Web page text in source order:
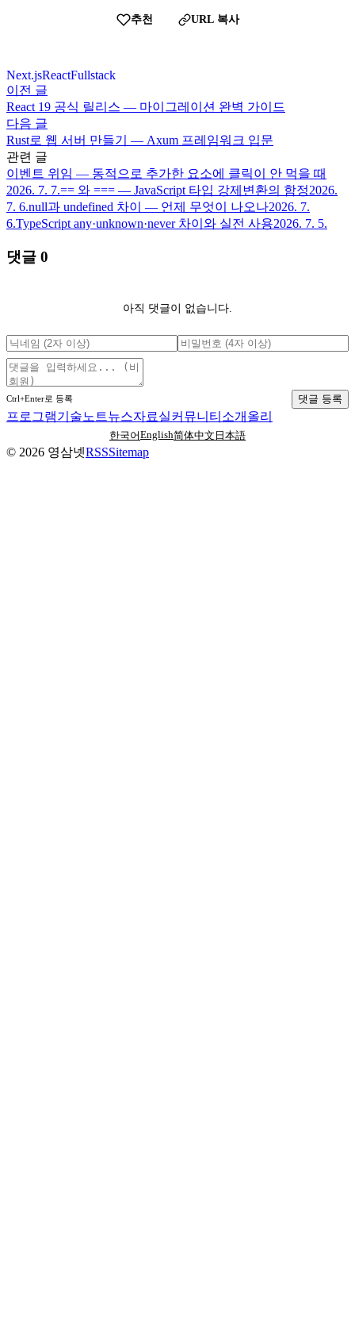
추천 URL 복사
Next.jsReactFullstack
이전 글
React 19 공식 릴리스 — 마이그레이션 완벽 가이드
다음 글
Rust로 웹 서버 만들기 — Axum 프레임워크 입문
관련 글
이벤트 위임 — 동적으로 추가한 요소에 클릭이 안 먹을 때
2026. 7. 7.== 와 === — JavaScript 타입 강제변환의 함정2026.
7. 6.null과 undefined 차이 — 언제 무엇이 나오나2026. 7.
6.TypeScript any·unknown·never 차이와 실전 사용2026. 7. 5.
댓글 0
아직 댓글이 없습니다.
Ctrl+Enter로 등록 댓글 등록
프로그램기술노트뉴스자료실커뮤니티 소개 올리
한국어English简体中文 日本語
© 2026 영삼넷RSSSitemap